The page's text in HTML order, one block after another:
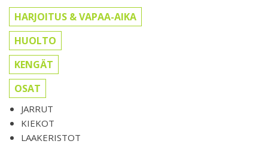
HARJOITUS & VAPAA-AIKA
HUOLTO
KENGÄT
OSAT
JARRUT
KIEKOT
LAAKERISTOT